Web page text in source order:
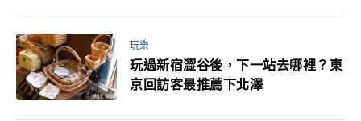
玩樂
玩過新宿澀谷後，下一站去哪裡？東
京回訪客最推薦下北澤